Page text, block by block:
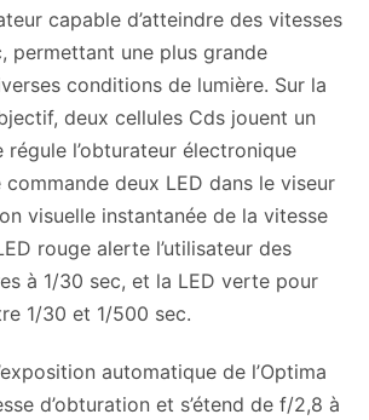
capable d’atteindre des vitesses
permettant une plus grande
conditions de lumière. Sur la
deux cellules Cds jouent un
régule l’obturateur électronique
commande deux LED dans le viseur
visuelle instantanée de la vitesse
rouge alerte l’utilisateur des
à 1/30 sec, et la LED verte pour
1/30 et 1/500 sec.
automatique de l’Optima
d’obturation et s’étend de f/2,8 à